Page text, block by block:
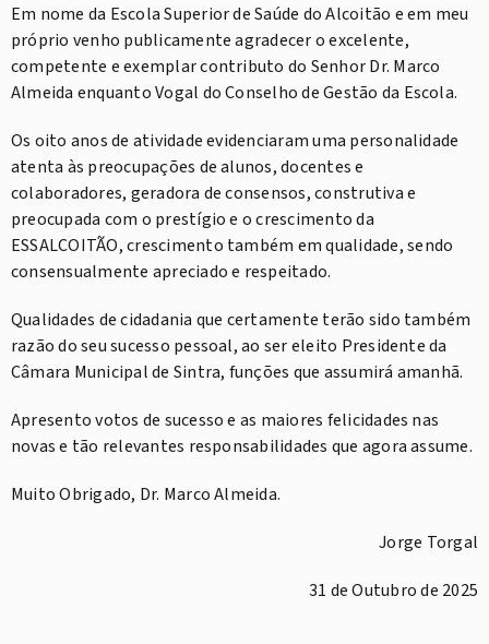
Em nome da Escola Superior de Saúde do Alcoitão e em meu
próprio venho publicamente agradecer o excelente,
competente e exemplar contributo do Senhor Dr. Marco
Almeida enquanto Vogal do Conselho de Gestão da Escola.
Os oito anos de atividade evidenciaram uma personalidade
atenta às preocupações de alunos, docentes e
colaboradores, geradora de consensos, construtiva e
preocupada com o prestígio e o crescimento da
ESSALCOITÃO, crescimento também em qualidade, sendo
consensualmente apreciado e respeitado.
Qualidades de cidadania que certamente terão sido também
razão do seu sucesso pessoal, ao ser eleito Presidente da
Câmara Municipal de Sintra, funções que assumirá amanhã.
Apresento votos de sucesso e as maiores felicidades nas
novas e tão relevantes responsabilidades que agora assume.
Muito Obrigado, Dr. Marco Almeida.
Jorge Torgal
31 de Outubro de 2025